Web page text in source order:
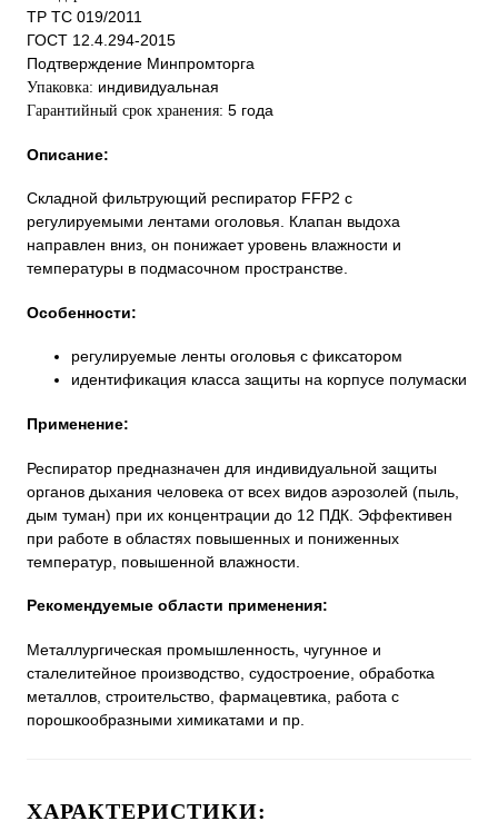
ТР ТС 019/2011
ГОСТ 12.4.294-2015
Подтверждение Минпромторга
Упаковка: индивидуальная
Гарантийный срок хранения: 5 года
Описание:
Складной фильтрующий респиратор FFP2 с
регулируемыми лентами оголовья. Клапан выдоха
направлен вниз, он понижает уровень влажности и
температуры в подмасочном пространстве.
Особенности:
регулируемые ленты оголовья с фиксатором
идентификация класса защиты на корпусе полумаски
Применение:
Респиратор предназначен для индивидуальной защиты
органов дыхания человека от всех видов аэрозолей (пыль,
дым туман) при их концентрации до 12 ПДК. Эффективен
при работе в областях повышенных и пониженных
температур, повышенной влажности.
Рекомендуемые области применения:
Металлургическая промышленность, чугунное и
сталелитейное производство, судостроение, обработка
металлов, строительство, фармацевтика, работа с
порошкообразными химикатами и пр.
ХАРАКТЕРИСТИКИ: